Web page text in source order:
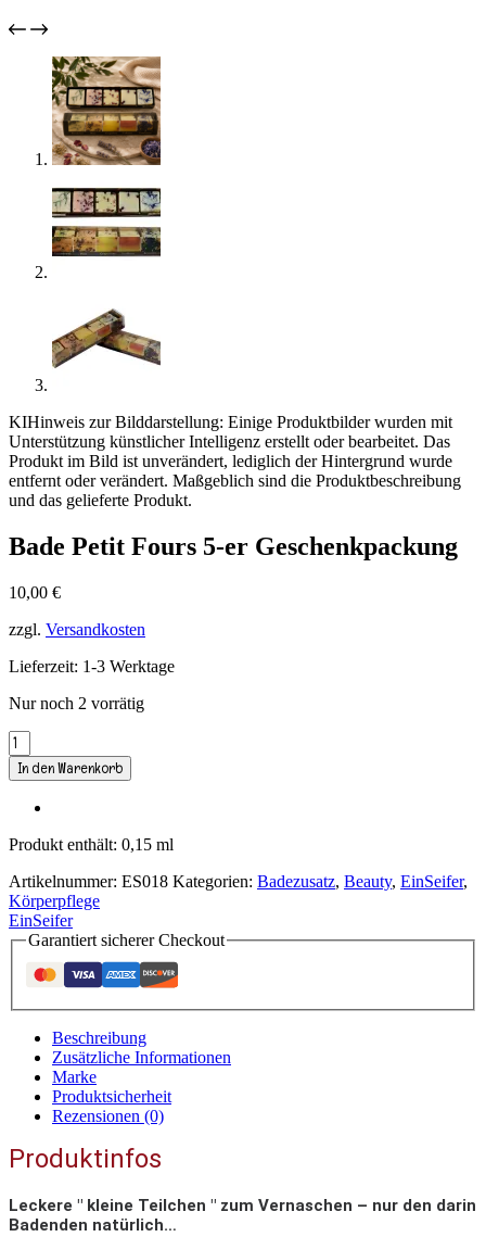
KIHinweis zur Bilddarstellung: Einige Produktbilder wurden mit
Unterstützung künstlicher Intelligenz erstellt oder bearbeitet. Das
Produkt im Bild ist unverändert, lediglich der Hintergrund wurde
entfernt oder verändert. Maßgeblich sind die Produktbeschreibung
und das gelieferte Produkt.
Bade Petit Fours 5-er Geschenkpackung
10,00 €
zzgl. Versandkosten
Lieferzeit: 1-3 Werktage
Nur noch 2 vorrätig
Bade
Petit
Fours
Geschenkpackung
Menge
In den Warenkorb
Produkt enthält: 0,15 ml
Artikelnummer: ES018 Kategorien: Badezusatz, Beauty, EinSeifer,
Körperpflege
EinSeifer
Garantiert sicherer Checkout
Beschreibung
Zusätzliche Informationen
Marke
Produktsicherheit
Rezensionen (0)
Produktinfos
Leckere " kleine Teilchen " zum Vernaschen – nur den darin
Badenden natürlich…